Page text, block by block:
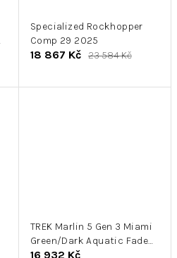
Specialized Rockhopper
Comp 29 2025
18 867 Kč 23 584 Kč
TREK Marlin 5 Gen 3 Miami
Green/Dark Aquatic Fade
2026
16 932 Kč